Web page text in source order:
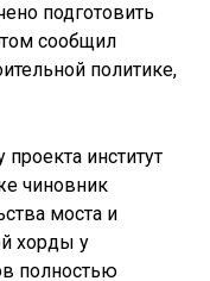
подготовить
сообщил
политике,
проекта институт
чиновник
моста и
хорды у
полностью